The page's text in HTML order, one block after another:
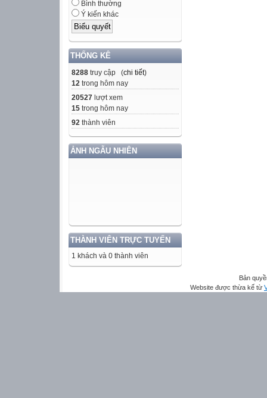
Bình thường
Ý kiến khác
THỐNG KÊ
8288 truy cập (chi tiết)
12 trong hôm nay
20527 lượt xem
15 trong hôm nay
92 thành viên
ẢNH NGẪU NHIÊN
THÀNH VIÊN TRỰC TUYẾN
1 khách và 0 thành viên
Bản
Website được thừa kế từ